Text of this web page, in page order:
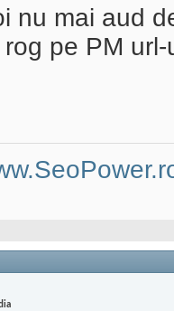
nu mai aud
pe PM